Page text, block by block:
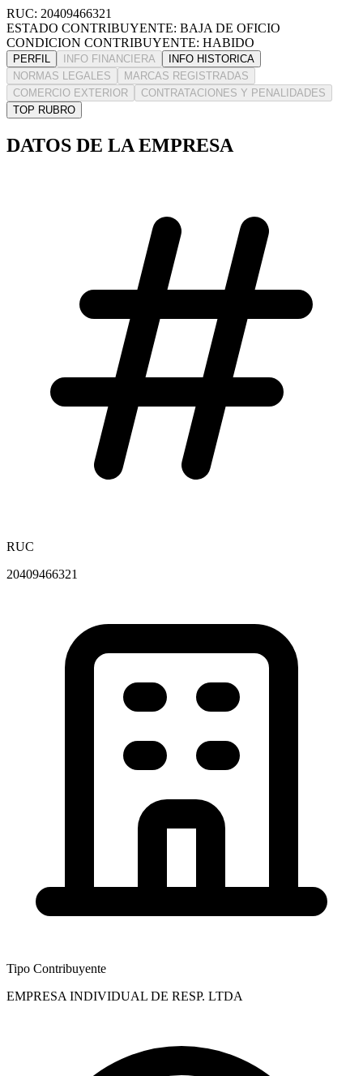
RUC: 20409466321
ESTADO CONTRIBUYENTE: BAJA DE OFICIO
CONDICION CONTRIBUYENTE: HABIDO
PERFIL INFO FINANCIERA
INFO HISTORICA
NORMAS LEGALES
MARCAS REGISTRADAS
COMERCIO EXTERIOR
CONTRATACIONES Y PENALIDADES
TOP RUBRO
DATOS DE LA EMPRESA
RUC
20409466321
Tipo Contribuyente
EMPRESA INDIVIDUAL DE RESP. LTDA